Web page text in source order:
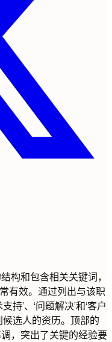
构和包含相关关键词，
有效。通过列出与该职
持’、‘问题解决’和‘客户
选人的资历。顶部的
，突出了关键的经验要